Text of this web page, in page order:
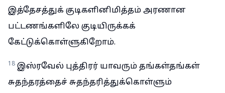
இத்தேசத்துக் குடிகளினிமித்தம் அரணான
பட்டணங்களிலே குடியிருக்கக்
கேட்டுக்கொள்ளுகிறோம்.
18 இஸ்ரவேல் புத்திரர் யாவரும் தங்கள்தங்கள்
சுதந்தரத்தைச் சுதந்தரித்துக்கொள்ளும்